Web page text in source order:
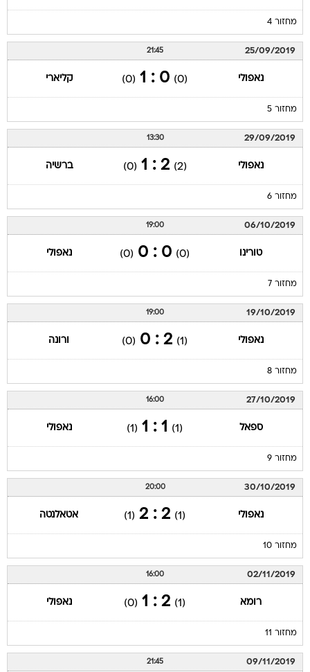
מחזור 4
25/09/2019
21:45
נאפולי (0)
0 : 1
(0) קליארי
מחזור 5
29/09/2019
13:30
נאפולי (2)
2 : 1
(0) ברשיה
מחזור 6
06/10/2019
19:00
טורינו (0)
0 : 0
(0) נאפולי
מחזור 7
19/10/2019
19:00
נאפולי (1)
2 : 0
(0) ורונה
מחזור 8
27/10/2019
16:00
ספאל (1)
1 : 1
(1) נאפולי
מחזור 9
30/10/2019
20:00
נאפולי (1)
2 : 2
(1) אטאלנטה
מחזור 10
02/11/2019
16:00
רומא (1)
2 : 1
(0) נאפולי
מחזור 11
09/11/2019
21:45